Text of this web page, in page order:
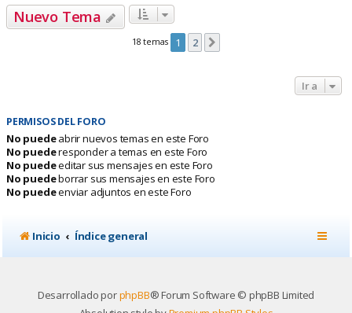
Nuevo Tema
18 temas 1 2
Ir a
PERMISOS DEL FORO
No puedeabrir nuevos temas en este Foro
No puederesponder a temas en este Foro
No puedeeditar sus mensajes en este Foro
No puedeborrar sus mensajes en este Foro
No puedeenviar adjuntos en este Foro
Inicio Índice general
Desarrollado porphpBB® Forum Software © phpBB Limited